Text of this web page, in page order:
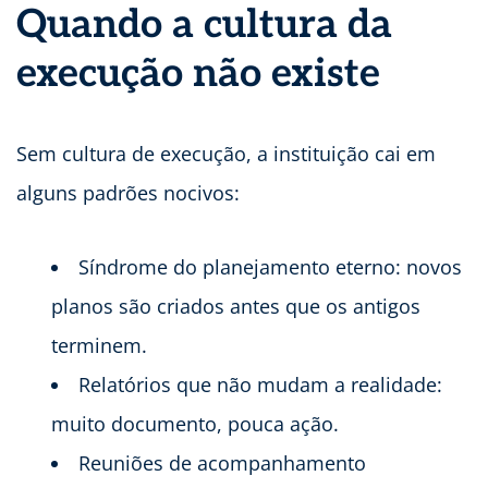
Quando a cultura da
execução não existe
Sem cultura de execução, a instituição cai em
alguns padrões nocivos:
Síndrome do planejamento eterno: novos
planos são criados antes que os antigos
terminem.
Relatórios que não mudam a realidade:
muito documento, pouca ação.
Reuniões de acompanhamento